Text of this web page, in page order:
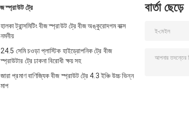
স্প্রাউট ট্রে
হালকা ট্রান্সমিটিং বীজ স্প্রাউট ট্রে বীজ অঙ্কুরোদগম বাক্স
নমনীয়
24.5 সেমি চওড়া প্লাস্টিক হাইড্রোপনিক ট্রে বীজ
স্প্রাউটার ট্রে ঢাকনা বিরোধী ক্ষয় সহ
জারা প্রমাণ বাণিজ্যিক বীজ স্প্রাউট ট্রে 4.3 ইঞ্চি উচ্চ ভিন্ন
মাপ
বার্তা ছেড়ে